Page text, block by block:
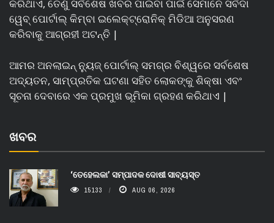
କରିଥାଏ, ତେଣୁ ସର୍ବଶେଷ ଖବର ପାଇବା ପାଇଁ ସେମାନେ ସର୍ବଦା
ୱେବ୍ ପୋର୍ଟାଲ୍ କିମ୍ବା ଇଲେକ୍ଟ୍ରୋନିକ୍ ମିଡିଆ ଅନୁସରଣ
କରିବାକୁ ଆଗ୍ରହୀ ଅଟନ୍ତି |
ଆମର ଅନଲାଇନ୍ ନ୍ୟୁଜ୍ ପୋର୍ଟାଲ୍ ସମଗ୍ର ବିଶ୍ୱରେ ସର୍ବଶେଷ
ଅଦ୍ୟତନ, ସାମ୍ପ୍ରତିକ ଘଟଣା ସହିତ ଲୋକଙ୍କୁ ଶିକ୍ଷା ଏବଂ
ସୂଚନା ଦେବାରେ ଏକ ପ୍ରମୁଖ ଭୂମିକା ଗ୍ରହଣ କରିଥାଏ |
ଖବର
‘ତେହେଲକା’ ସମ୍ପାଦକ ଦୋଷୀ ସାବ୍ୟସ୍ତ
15133 AUG 06, 2026